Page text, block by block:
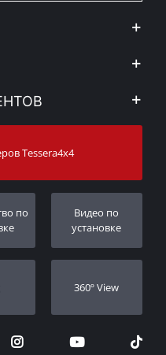
Tessera4x4
по
Видео по
установке
360º View